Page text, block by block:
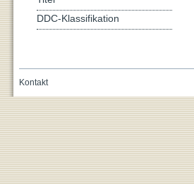
DDC-Klassifikation
Kontakt